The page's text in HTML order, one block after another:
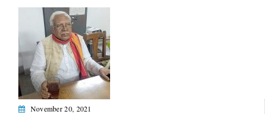
November 20, 2021